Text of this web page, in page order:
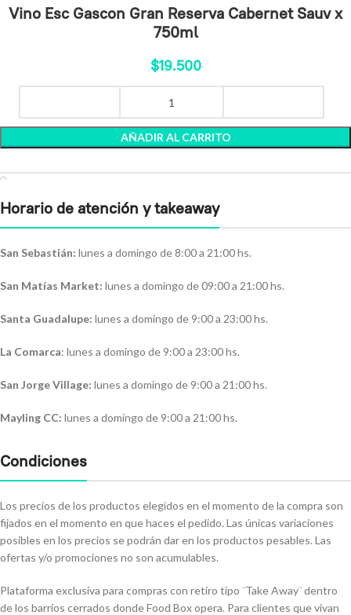
Vino Esc Gascon Gran Reserva Cabernet Sauv x
750ml
$19.500
AÑADIR AL CARRITO
Horario de atención y takeaway
San Sebastián: lunes a domingo de 8:00 a 21:00 hs.
San Matías Market: lunes a domingo de 09:00 a 21:00 hs.
Santa Guadalupe: lunes a domingo de 9:00 a 23:00 hs.
La Comarca: lunes a domingo de 9:00 a 23:00 hs.
San Jorge Village: lunes a domingo de 9:00 a 21:00 hs.
Mayling CC: lunes a domingo de 9:00 a 21:00 hs.
Condiciones
Los precios de los productos elegidos en el momento de la compra son
fijados en el momento en que haces el pedido. Las únicas variaciones
posibles en los precios se podrán dar en los productos pesables. Las
ofertas y/o promociones no son acumulables.
Plataforma exclusiva para compras con retiro tipo ¨Take Away¨ dentro
de los barrios cerrados donde Food Box opera. Para clientes que vivan